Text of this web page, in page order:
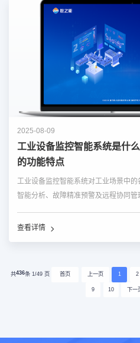
2025-08-09
工业设备监控智能系统是什
的功能特点
工业设备监控智能系统对工业场景中
智能分析、故障精准预警及远程协同
部署在设备关键部位的传感器...…
查看详情
共436条 1/49 页 首页 上一页 1 2
9 10 下一